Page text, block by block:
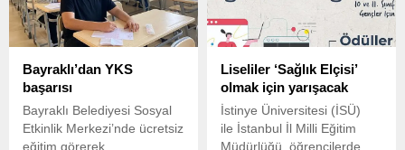
binlerce kişiye meslek ve
sanat alanında umut
kapısı...
Bayraklı’dan YKS
başarısı
Bayraklı Belediyesi Sosyal
Etkinlik Merkezi’nde ücretsiz
eğitim görerek,
Liseliler ‘Sağlık Elçisi’
olmak için yarışacak
İstinye Üniversitesi (İSÜ)
ile İstanbul İl Milli Eğitim
Müdürlüğü, öğrencilerde